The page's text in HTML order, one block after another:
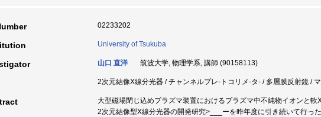
02233202
University of Tsukuba
山口 直洋 筑波大学, 物理学系, 講師 (90158113)
2次元結像X線分光器 / チャンネルプレ-トコリメ-タ- / 多層膜反射鏡 /
大型磁場閉じ込めプラズマ装置におけるプラズマ中不純物イオンと
2次元結像型X線分光器の開発研究>___ーを昨年度に引き続いて行っ